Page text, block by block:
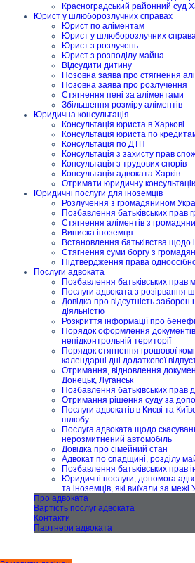
Красноградський районний суд
Юрист у шлюборозлучних справах
Юрист по аліментам
Юрист у шлюборозлучних
Юрист з розлучень
Юрист з розподілу майна
Відсудити дитину
Позовна заява про стягнення
Позовна заява про розлучення
Стягнення пені за аліментами
Збільшення розміру аліментів
Юридична консультація
Консультація юриста в Харкові
Консультація юриста по
Консультація по ДТП
Консультація з захисту прав
Консультація з трудових спорів
Консультація адвоката Харків
Отримати юридичну консультацію
Юридичні послуги для іноземців
Розлучення з громадянином
Позбавлення батьківських прав
Стягнення аліментів з
Виписка іноземця
Встановлення батьківства щодо
Стягнення суми боргу з
Підтвердження права
Послуги адвоката
Позбавлення батьківських прав
Послуги адвоката з розірвання
Довідка про відсутність
діяльністю
Розкриття інформації про
Порядок оформлення документів
непідконтрольній території
Порядок стягнення грошової
календарні дні додаткової
Отримання, відновлення
Донецьк, Луганськ
Позбавлення батьківських прав
Отримання рішення суду за
Послуги адвокатів в Києві та
шлюбу
Послуга адвоката щодо
нерозмитнений автомобіль
Довідка про сімейний стан
Адвокат по спадщині, розділу
Позбавлення батьківських прав
Юридичні послуги, допомога
та іноземців, які виїхали за межі
Про адвоката
Вартість послуг адвоката
Контакти
Партнери адвоката